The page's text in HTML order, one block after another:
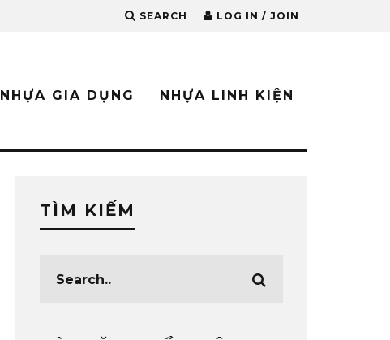
SEARCH LOG IN / JOIN
NHỰA GIA DỤNG NHỰA LINH KIỆN
TÌM KIẾM